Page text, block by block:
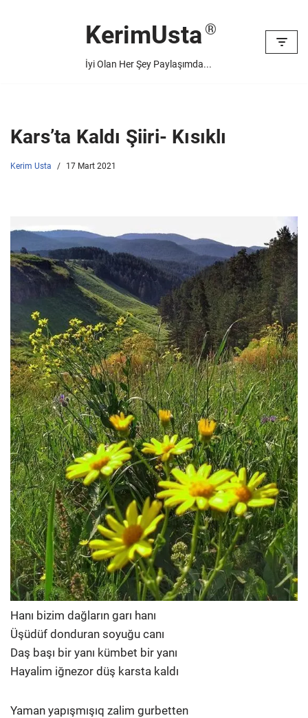
KerimUsta
İyi Olan Her Şey Paylaşımda...
Kars’ta Kaldı Şiiri- Kısıklı
Kerim Usta 17 Mart 2021
Hanı bizim dağların garı hanı
Üşüdüf donduran soyuğu canı
Daş başı bir yanı kümbet bir yanı
Hayalim iğnezor düş karsta kaldı
Yaman yapışmışıq zalim gurbetten